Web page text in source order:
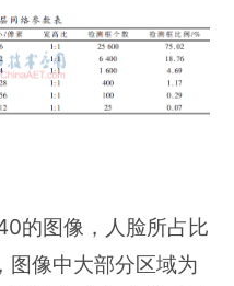
的图像，人脸所占比
图像中大部分区域为